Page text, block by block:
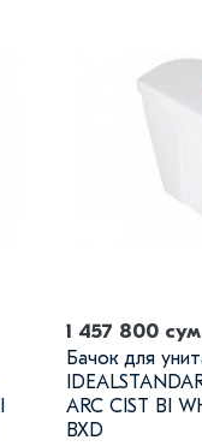
1 457 800 сум
Бачок для
ARC CIST BI
BXD